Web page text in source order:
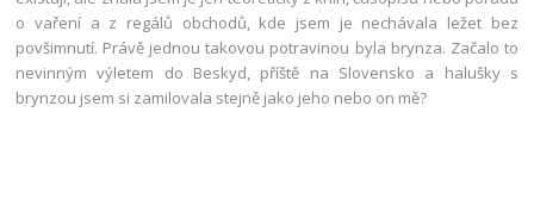
o vaření a z regálů obchodů, kde jsem je nechávala ležet bez
povšimnutí. Právě jednou takovou potravinou byla brynza. Začalo to
nevinným výletem do Beskyd, příště na Slovensko a halušky s
brynzou jsem si zamilovala stejně jako jeho nebo on mě?